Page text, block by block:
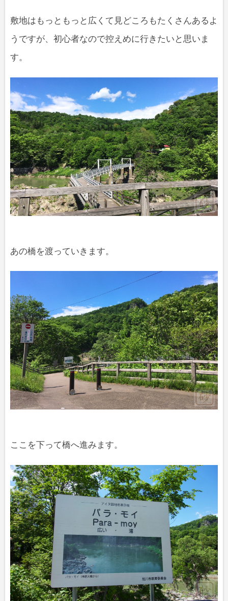
敷地はもっともっと広くて見どころもたくさんあるよ
うですが、初心者なので控えめに行きたいと思いま
す。
あの橋を渡っていきます。
ここを下って橋へ進みます。